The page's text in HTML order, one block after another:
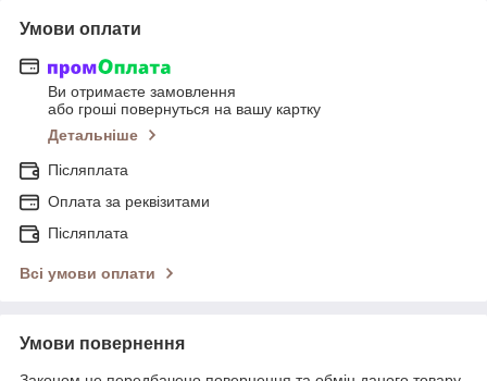
Умови оплати
Ви отримаєте замовлення
або гроші повернуться на вашу картку
Детальніше
Післяплата
Оплата за реквізитами
Післяплата
Всі умови оплати
Умови повернення